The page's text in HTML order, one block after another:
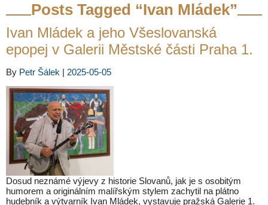
Posts Tagged “Ivan Mládek”
Ivan Mládek a jeho Všeslovanská
epopej v Galerii Městské části Praha 1.
By Petr Šálek | 2025-05-05
Dosud neznámé výjevy z historie Slovanů, jak je s osobitým
humorem a originálním malířským stylem zachytil na plátno
hudebník a výtvarník Ivan Mládek, vystavuje pražská Galerie 1.